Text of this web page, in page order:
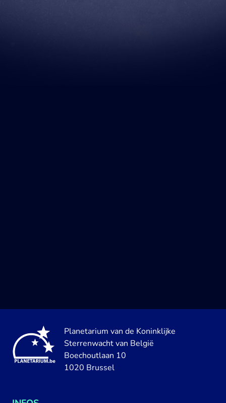
Planetarium van de Koninklijke
Sterrenwacht van België
Boechoutlaan 10
1020 Brussel